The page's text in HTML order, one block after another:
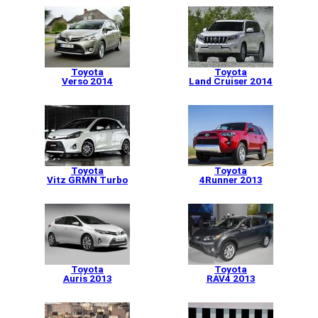
Toyota
Verso 2014
Toyota
Land Cruiser 2014
Toyota
Vitz GRMN Turbo
Toyota
4Runner 2013
Toyota
Auris 2013
Toyota
RAV4 2013